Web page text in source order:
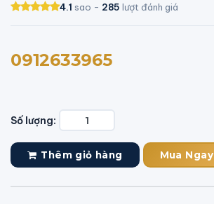
4.1 sao - 285 lượt đánh giá
0912633965
Số lượng:
Thêm giỏ hàng Mua Ngay